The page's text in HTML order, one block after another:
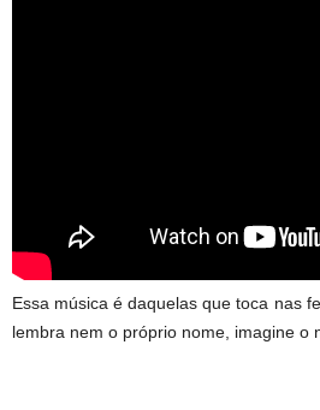
Essa música é daquelas que toca nas
lembra nem o próprio nome, imagine o